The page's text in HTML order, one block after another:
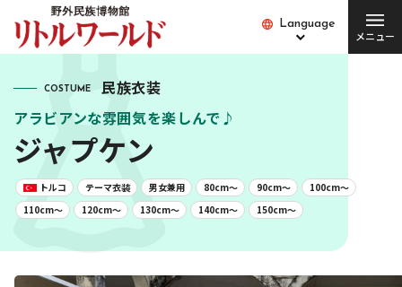
Language
メニュー
Language
開館時間･営業日
アクセス
サービス
団体の方
Q&A
COSTUME
民族衣装
アラビアンな雰囲気を楽しんで♪
ジャプケン
トルコ テーマ衣装 男女兼用 80cm〜 90cm〜
100cm〜
110cm〜
120cm〜 130cm〜 140cm〜 150cm〜